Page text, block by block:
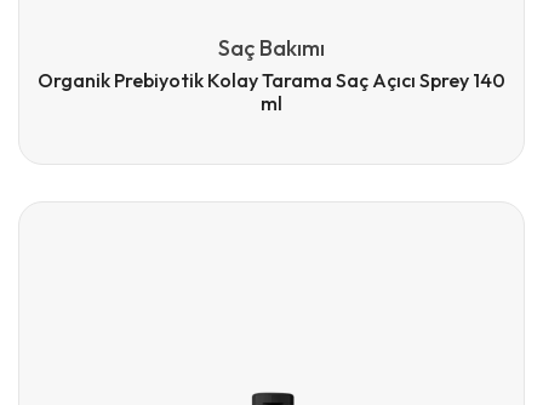
Saç Bakımı
Organik Prebiyotik Kolay Tarama Saç Açıcı Sprey 140
ml